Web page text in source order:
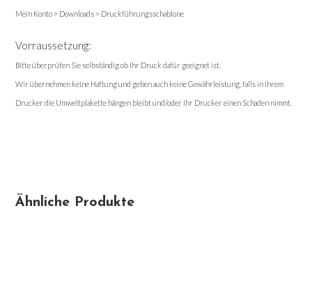
Mein Konto > Downloads > Druckführungsschablone
Vorraussetzung:
Bitte überprüfen Sie selbständig ob Ihr Druck dafür geeignet ist.
Wir übernehmen keine Haftung und geben auch keine Gewährleistung, falls in Ihrem
Drucker die Umweltplakette hängen bleibt und/oder Ihr Drucker einen Schaden nimmt.
Ähnliche Produkte